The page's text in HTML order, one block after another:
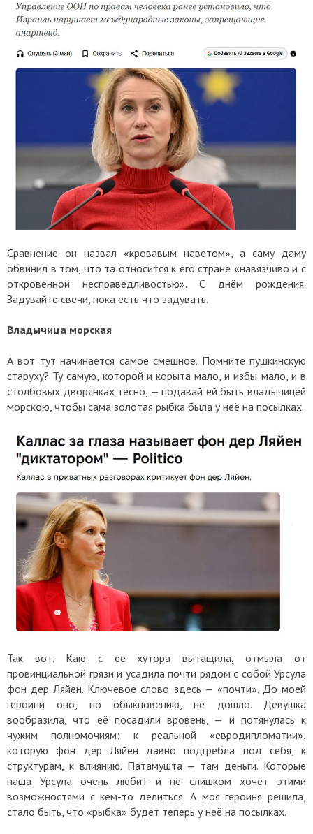
Сравнение он назвал «кровавым наветом», а саму даму
обвинил в том, что та относится к его стране «навязчиво и с
откровенной несправедливостью». С днём рождения.
Задувайте свечи, пока есть что задувать.
Владычица морская
А вот тут начинается самое смешное. Помните пушкинскую
старуху? Ту самую, которой и корыта мало, и избы мало, и в
столбовых дворянках тесно, — подавай ей быть владычицей
морскою, чтобы сама золотая рыбка была у неё на посылках.
Так вот. Каю с её хутора вытащила, отмыла от
провинциальной грязи и усадила почти рядом с собой Урсула
фон дер Ляйен. Ключевое слово здесь — «почти». До моей
героини оно, по обыкновению, не дошло. Девушка
вообразила, что её посадили вровень, — и потянулась к
чужим полномочиям: к реальной «евродипломатии»,
которую фон дер Ляйен давно подгребла под себя, к
структурам, к влиянию. Патамушта — там деньги. Которые
наша Урсула очень любит и не слишком хочет этими
возможностями с кем-то делиться. А моя героиня решила,
стало быть, что «рыбка» будет теперь у неё на посылках.